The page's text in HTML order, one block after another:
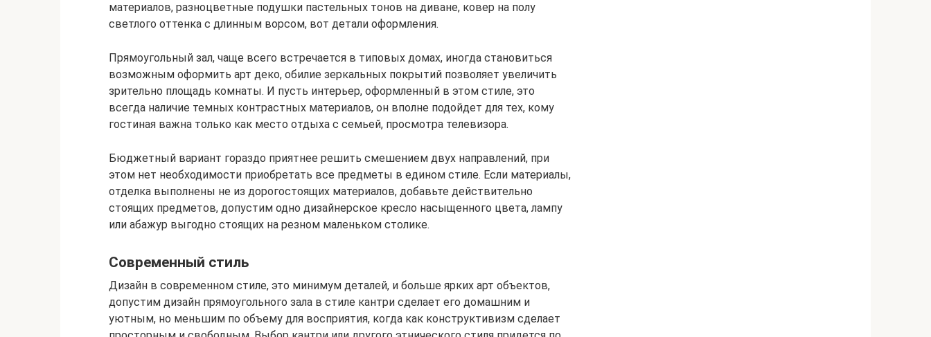
материалов, разноцветные подушки пастельных тонов на диване, ковер на полу
светлого оттенка с длинным ворсом, вот детали оформления.
Прямоугольный зал, чаще всего встречается в типовых домах, иногда становиться
возможным оформить арт деко, обилие зеркальных покрытий позволяет увеличить
зрительно площадь комнаты. И пусть интерьер, оформленный в этом стиле, это
всегда наличие темных контрастных материалов, он вполне подойдет для тех, кому
гостиная важна только как место отдыха с семьей, просмотра телевизора.
Бюджетный вариант гораздо приятнее решить смешением двух направлений, при
этом нет необходимости приобретать все предметы в едином стиле. Если материалы,
отделка выполнены не из дорогостоящих материалов, добавьте действительно
стоящих предметов, допустим одно дизайнерское кресло насыщенного цвета, лампу
или абажур выгодно стоящих на резном маленьком столике.
Современный стиль
Дизайн в современном стиле, это минимум деталей, и больше ярких арт объектов,
допустим дизайн прямоугольного зала в стиле кантри сделает его домашним и
уютным, но меньшим по объему для восприятия, когда как конструктивизм сделает